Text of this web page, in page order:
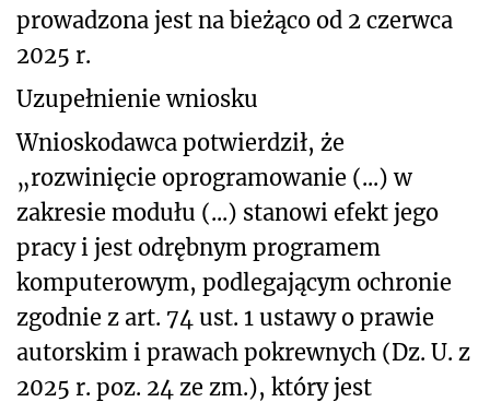
prowadzona jest na bieżąco od 2 czerwca
2025 r.
Uzupełnienie wniosku
Wnioskodawca potwierdził, że
„rozwinięcie oprogramowanie (...) w
zakresie modułu (...) stanowi efekt jego
pracy i jest odrębnym programem
komputerowym, podlegającym ochronie
zgodnie z art. 74 ust. 1 ustawy o prawie
autorskim i prawach pokrewnych (Dz. U. z
2025 r. poz. 24 ze zm.), który jest